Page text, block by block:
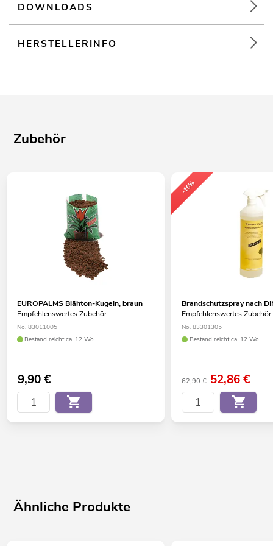
DOWNLOADS
HERSTELLERINFO
Zubehör
EUROPALMS Blähton-Kugeln, braun
Empfehlenswertes Zubehör
No. 83011005
Bestand reicht ca. 12 Wo.
9,90€
-16%
Brandschutzspray nach
Empfehlenswertes Zubehör
No. 83301305
Bestand reicht ca. 12 Wo.
62,90 € 52,86€
Ähnliche Produkte